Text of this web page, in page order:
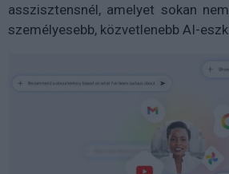
asszisztensnél, amelyet sokan
személyesebb, közvetlenebb AI-